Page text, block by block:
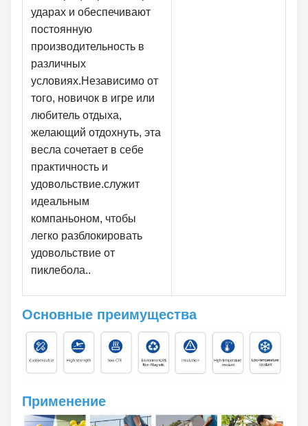
ударах и обеспечивают
постоянную
производительность в
различных
условиях.Независимо от
того, новичок в игре или
любитель отдыха,
желающий отдохнуть, эта
весла сочетает в себе
практичность и
удовольствие.служит
идеальным
компаньоном, чтобы
легко разблокировать
удовольствие от
пиклебола..
Основные преимущества
Применение